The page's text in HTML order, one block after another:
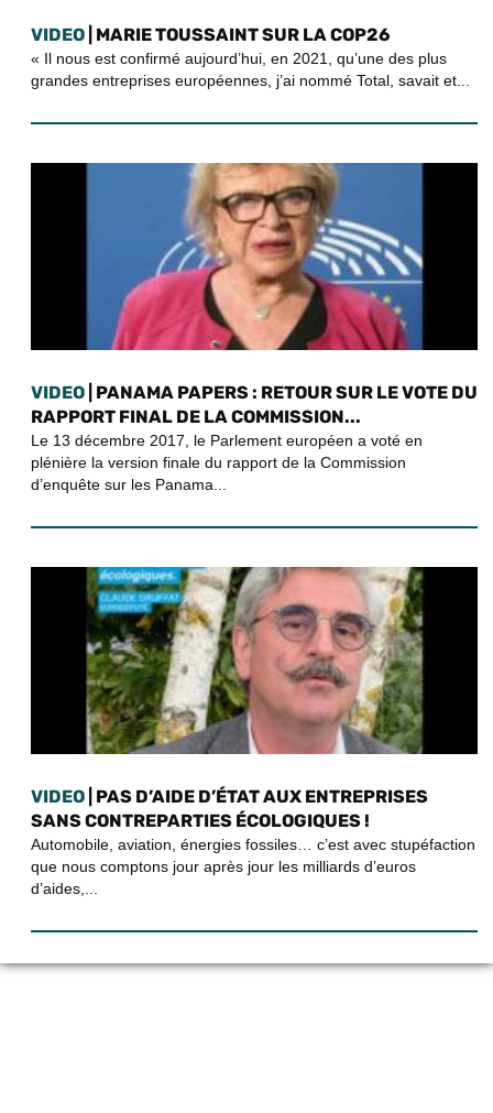
VIDEO | MARIE TOUSSAINT SUR LA COP26
« Il nous est confirmé aujourd’hui, en 2021, qu’une des plus
grandes entreprises européennes, j’ai nommé Total, savait et...
VIDEO | PANAMA PAPERS : RETOUR SUR LE VOTE DU
RAPPORT FINAL DE LA COMMISSION...
Le 13 décembre 2017, le Parlement européen a voté en
plénière la version finale du rapport de la Commission
d’enquête sur les Panama...
VIDEO | PAS D’AIDE D’ÉTAT AUX ENTREPRISES
SANS CONTREPARTIES ÉCOLOGIQUES !
Automobile, aviation, énergies fossiles… c’est avec stupéfaction
que nous comptons jour après jour les milliards d’euros
d’aides,...